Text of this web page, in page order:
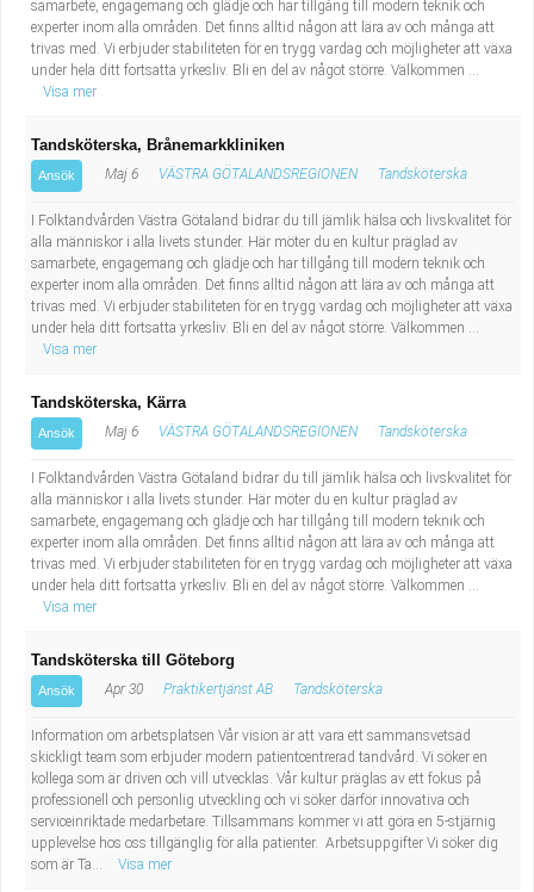
samarbete, engagemang och glädje och har tillgång till modern teknik och
experter inom alla områden. Det finns alltid någon att lära av och många att
trivas med. Vi erbjuder stabiliteten för en trygg vardag och möjligheter att växa
under hela ditt fortsatta yrkesliv. Bli en del av något större. Välkommen ...
Visa mer
Tandsköterska, Brånemarkkliniken
Ansök Maj 6 VÄSTRA GÖTALANDSREGIONEN Tandsköterska
I Folktandvården Västra Götaland bidrar du till jämlik hälsa och livskvalitet för
alla människor i alla livets stunder. Här möter du en kultur präglad av
samarbete, engagemang och glädje och har tillgång till modern teknik och
experter inom alla områden. Det finns alltid någon att lära av och många att
trivas med. Vi erbjuder stabiliteten för en trygg vardag och möjligheter att växa
under hela ditt fortsatta yrkesliv. Bli en del av något större. Välkommen ...
Visa mer
Tandsköterska, Kärra
Ansök Maj 6 VÄSTRA GÖTALANDSREGIONEN Tandsköterska
I Folktandvården Västra Götaland bidrar du till jämlik hälsa och livskvalitet för
alla människor i alla livets stunder. Här möter du en kultur präglad av
samarbete, engagemang och glädje och har tillgång till modern teknik och
experter inom alla områden. Det finns alltid någon att lära av och många att
trivas med. Vi erbjuder stabiliteten för en trygg vardag och möjligheter att växa
under hela ditt fortsatta yrkesliv. Bli en del av något större. Välkommen ...
Visa mer
Tandsköterska till Göteborg
Ansök Apr 30 Praktikertjänst AB Tandsköterska
Information om arbetsplatsen Vår vision är att vara ett sammansvetsad
skickligt team som erbjuder modern patientcentrerad tandvård. Vi söker en
kollega som är driven och vill utvecklas. Vår kultur präglas av ett fokus på
professionell och personlig utveckling och vi söker därför innovativa och
serviceinriktade medarbetare. Tillsammans kommer vi att göra en 5-stjärnig
upplevelse hos oss tillgänglig för alla patienter. Arbetsuppgifter Vi söker dig
som är Ta...
Visa mer